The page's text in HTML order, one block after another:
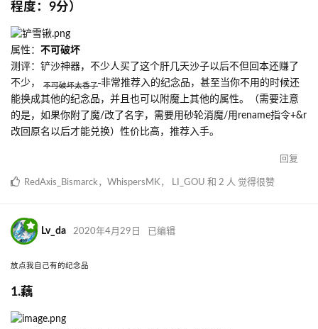
程度：9分）
属性： 不可破坏
测评：铲沙神器，不少人买了这个肝几天沙子以后不但回本还赚了
不少，
不可破坏太香了 非常推荐入的纪念品，甚至当你不用的时候还
能换成其他的纪念品，并且也可以附魔上其他的属性。（需要注意
的是，如果你附了魔/改了名字，需要用砂轮消魔/用rename指令+&r
改回原名以后才能兑换）性价比高，推荐入手。
回复
RedAxis_Bismarck ， WhispersMK， LI_GOU 和 2 人 觉得很赞
Lv_da 2020年4月29日 已编辑
放点我自己有的纪念品
1.藕